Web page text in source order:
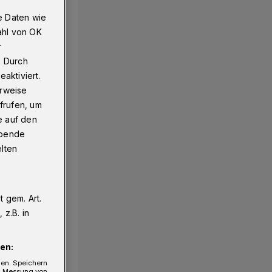
Daten wie
von OK
Durch
um
auf den
gem. Art.
z.B. in
Speichern